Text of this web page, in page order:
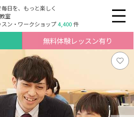
日を、もっと楽しく
教室
スン・ワークショップ4,400件
無料体験レッスン有り